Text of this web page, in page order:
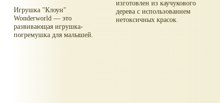
Игрушка "Клоун"
Wonderworld — это
развивающая игрушка-
погремушка для малышей.
изготовлен из каучукового
дерева с использованием
нетоксичных красок.